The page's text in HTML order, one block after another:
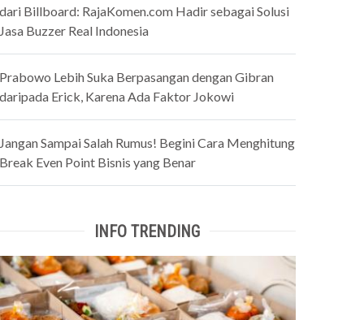
Billboard: RajaKomen.com Hadir sebagai Solusi
Buzzer Real Indonesia
Lebih Suka Berpasangan dengan Gibran
Erick, Karena Ada Faktor Jokowi
Sampai Salah Rumus! Begini Cara Menghitung
Even Point Bisnis yang Benar
INFO TRENDING